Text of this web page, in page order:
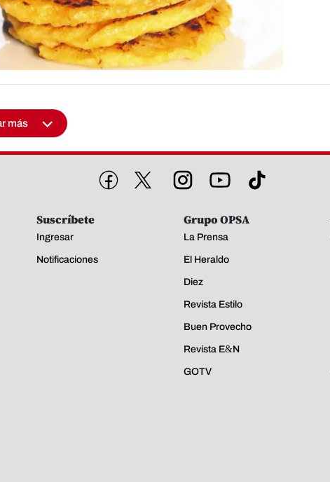
más
Suscríbete
Ingresar
Notificaciones
Grupo OPSA
La Prensa
El Heraldo
Diez
Revista Estilo
Buen Provecho
Revista E&N
GOTV